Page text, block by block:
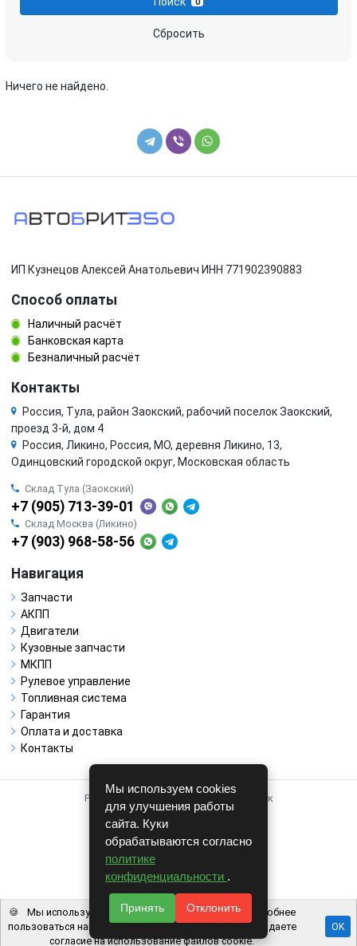
Сбросить
Ничего не найдено.
ИП Кузнецов Алексей Анатольевич ИНН 771902390883
Способ оплаты
Наличный расчёт
Банковская карта
Безналичный расчёт
Контакты
Россия, Тула, район Заокский, рабочий поселок Заокский,
проезд 3-й, дом 4
Россия, Ликино, Россия, МО, деревня Ликино, 13,
Одинцовский городской округ, Московская область
Склад Тула (Заокский)
+7 (905) 713-39-01
Склад Москва (Ликино)
+7 (903) 968-58-56
Навигация
Запчасти
АКПП
Двигатели
Кузовные запчасти
МКПП
Рулевое управление
Топливная система
Гарантия
Оплата и доставка
Контакты
Работает на системе для авторазборок
CARRO.БИЗНЕС
Полная версия
© COPYRIGHT 2026 г.
v1.1.24
Мы используем cookies
для улучшения работы
сайта. Куки
обрабатываются согласно
политике
конфиденциальности .
Принять Отклонить
🍪
Мы используем файлы cookie, чтобы вам было удобнее
пользоваться нашим сайтом. Используя наш сайт, вы даете
согласие на использование файлов cookie.
OK